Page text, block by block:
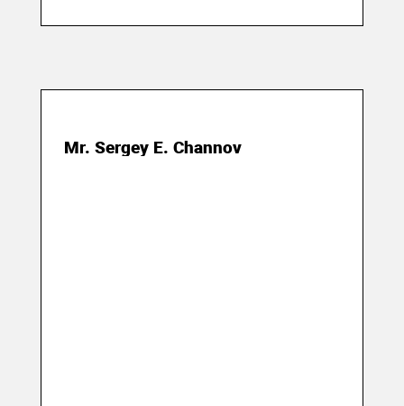
Mr. Sergey E. Channov